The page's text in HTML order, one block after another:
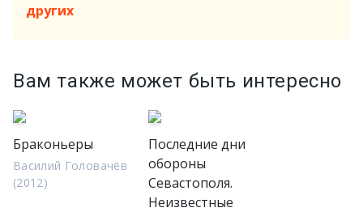
других
Вам также может быть интересно
Браконьеры
Василий Головачёв
(2012)
Последние дни
обороны
Севастополя.
Неизвестные